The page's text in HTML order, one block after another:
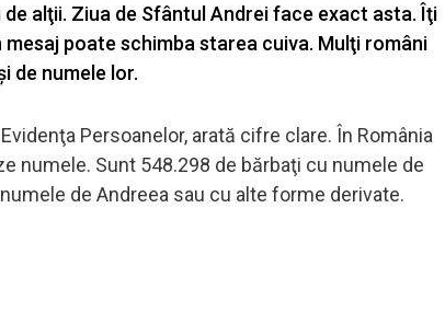
alţii. Ziua de Sfântul Andrei face exact asta. Îţi
poate schimba starea cuiva. Mulţi români
de numele lor.
Persoanelor, arată cifre clare. În România
numele. Sunt 548.298 de bărbaţi cu numele de
de Andreea sau cu alte forme derivate.